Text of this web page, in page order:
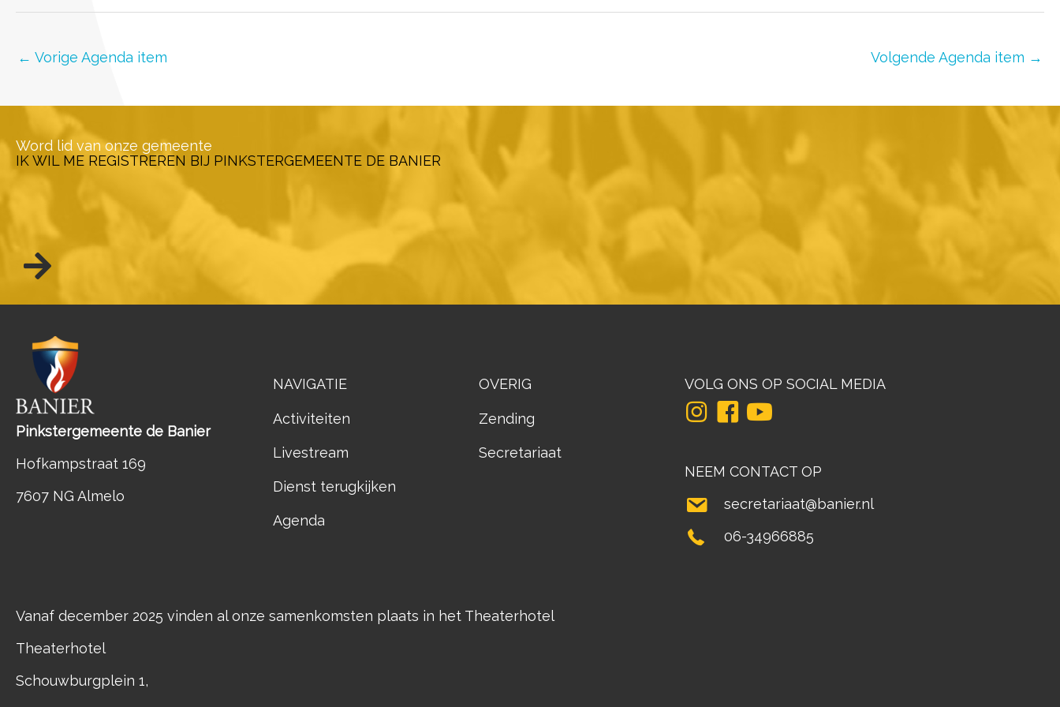
← Vorige Agenda item Volgende Agenda item →
Word lid van onze gemeente
IK WIL ME REGISTREREN BIJ PINKSTERGEMEENTE DE BANIER
Pinkstergemeente de Banier
Hofkampstraat 169
7607 NG Almelo
NAVIGATIE
Activiteiten
Livestream
Dienst terugkijken
Agenda
OVERIG
Zending
Secretariaat
VOLG ONS OP SOCIAL MEDIA
NEEM CONTACT OP
secretariaat@banier.nl
06-34966885
Vanaf december 2025 vinden al onze samenkomsten plaats in het Theaterhotel
Theaterhotel
Schouwburgplein 1,